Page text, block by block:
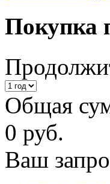
Покупка
Общая
0 руб.
Ваш